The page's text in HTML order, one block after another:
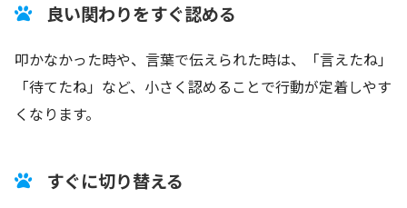
良い関わりをすぐ認める
叩かなかった時や、言葉で伝えられた時は、「言えたね」
「待てたね」など、小さく認めることで行動が定着しやす
くなります。
すぐに切り替える